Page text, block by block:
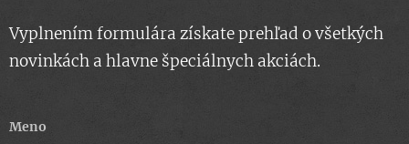
Vyplnením formulára získate prehľad o všetkých
novinkách a hlavne špeciálnych akciách.
Meno